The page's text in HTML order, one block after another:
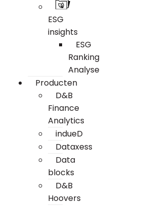
ESG
insights
ESG
Ranking
Analyse
Producten
D&B
Finance
Analytics
indueD
Dataxess
Data
blocks
D&B
Hoovers